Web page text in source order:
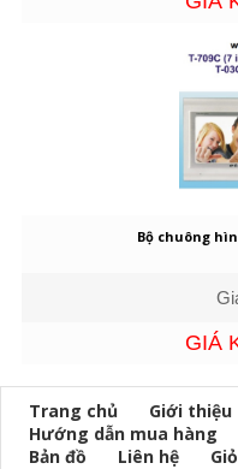
Bộ chuông
GIÁ
Trang chủ Giới thiệu
Hướng dẫn mua hàng
Bản đồ
Liên hệ